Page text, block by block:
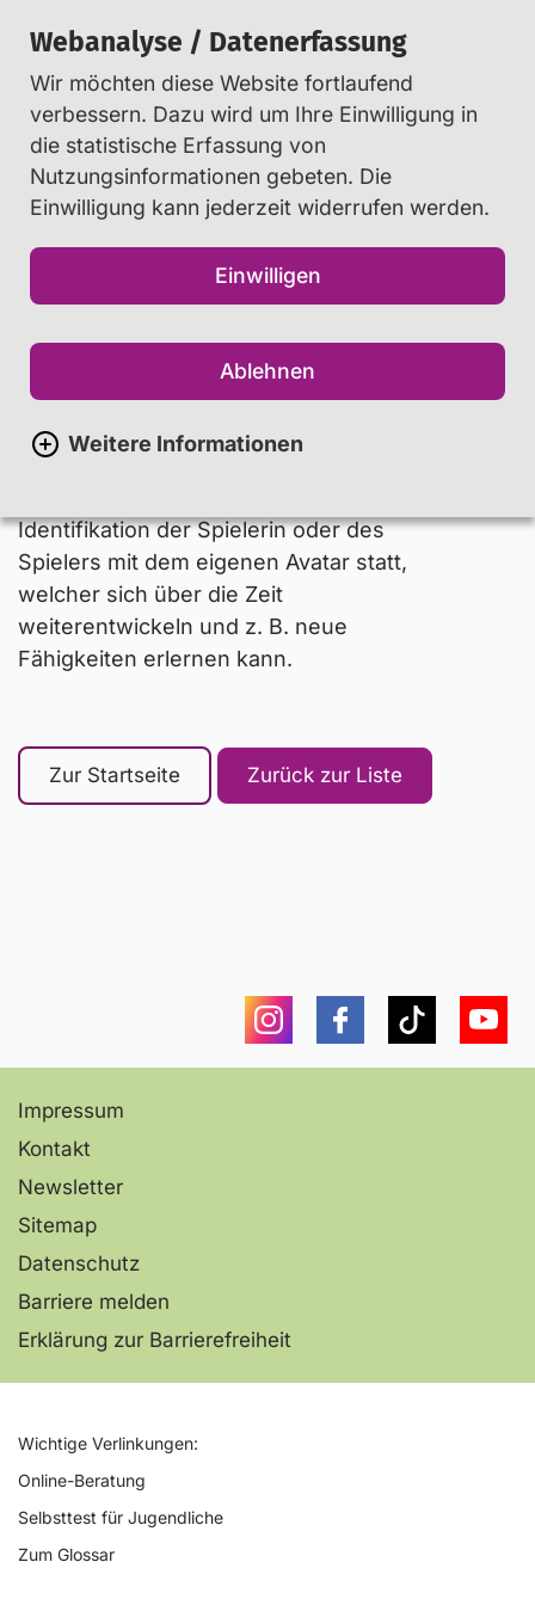
Webanalyse / Datenerfassung
Wir möchten diese Website fortlaufend
verbessern. Dazu wird um Ihre Einwilligung in
die statistische Erfassung von
Nutzungsinformationen gebeten. Die
Einwilligung kann jederzeit widerrufen werden.
Einwilligen
Ablehnen
Weitere Informationen
Startseite Info ... Glossar
Avatar
Ein Avatar ist eine virtuelle Figur, die in
Videospielen ausgewählt oder selbst
kreiert wird und mit welcher das Spiel
bestritten wird. Durch längeres Spielen
Identifikation der Spielerin oder des
Spielers mit dem eigenen Avatar statt,
welcher sich über die Zeit
weiterentwickeln und z. B. neue
Fähigkeiten erlernen kann.
Zur Startseite Zurück zur Liste
Instagram Facebook Tiktok
Impressum
Kontakt
Newsletter
Sitemap
Datenschutz
Barriere melden
Erklärung zur Barrierefreiheit
Wichtige Verlinkungen:
Online-Beratung
Selbsttest für Jugendliche
Zum Glossar